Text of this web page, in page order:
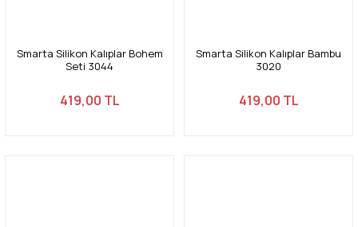
Smarta Silikon Kalıplar Bohem
Seti 3044
419,00 TL
Smarta Silikon Kalıplar Bambu
3020
419,00 TL